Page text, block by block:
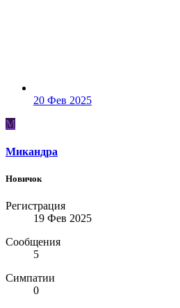
20 Фев 2025
М
Микандра
Новичок
Регистрация
19 Фев 2025
Сообщения
5
Симпатии
0